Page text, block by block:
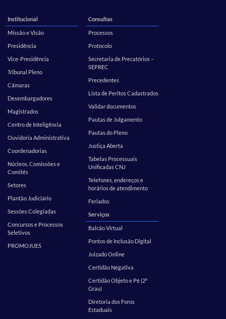
Institucional
Missão e Visão
Presidência
Vice-Presidência
Tribunal Pleno
Câmaras
Desembargadores
Magistrados
Centro de Inteligência
Ouvidoria Administrativa
Coordenadorias
Núcleos, Comissões e
Comitês
Setores
Plantão Judiciário
Sessões Colegiadas
Concursos e Processos
Seletivos
PROMOJUES
Consultas
Processos
Protocolo
Secretaria de Precatórios –
SEPREC
Precedentes
Lista de Peritos Cadastrados
Validar documentos
Pautas de Julgamento
Pautas do Pleno
Justiça Aberta
Tabelas Processuais
Unificadas CNJ
Telefones, endereços e
horários de atendimento
Feriados
Serviços
Balcão Virtual
Pontos de Inclusão Digital
Juizado Online
Certidão Negativa
Certidão Objeto e Pé (2º
Grau)
Diretoria dos Foros
Estaduais